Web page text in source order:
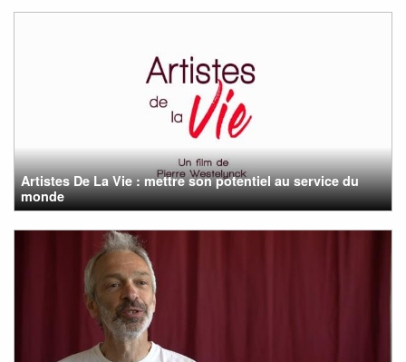
Artistes De La Vie : mettre son potentiel au service du
monde